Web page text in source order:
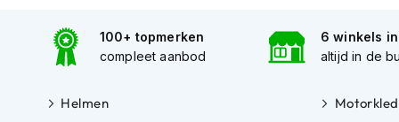
Kevlar
motorbroeken
motorbroeken
100+ topmerken
compleet aanbod
6 winkels in
altijd in de
Helmen